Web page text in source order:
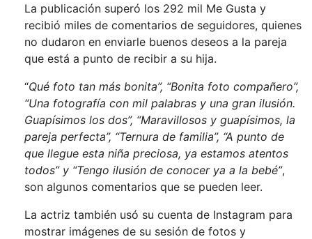
La publicación superó los 292 mil Me Gusta y
recibió miles de comentarios de seguidores, quienes
no dudaron en enviarle buenos deseos a la pareja
que está a punto de recibir a su hija.
“Qué foto tan más bonita”, “Bonita foto compañero”,
“Una fotografía con mil palabras y una gran ilusión.
Guapísimos los dos”, “Maravillosos y guapísimos, la
pareja perfecta”, “Ternura de familia”, “A punto de
que llegue esta niña preciosa, ya estamos atentos
todos” y “Tengo ilusión de conocer ya a la bebé”,
son algunos comentarios que se pueden leer.
La actriz también usó su cuenta de Instagram para
mostrar imágenes de su sesión de fotos y